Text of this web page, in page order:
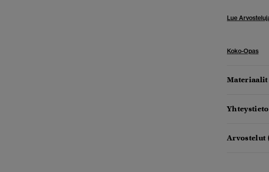
Lue
Koko-Opas
Yhteystieto
Arvostelut